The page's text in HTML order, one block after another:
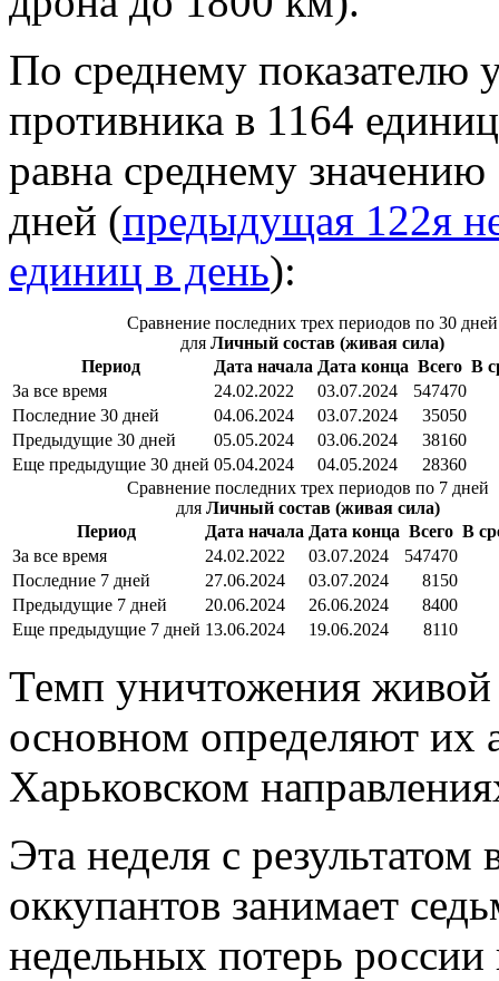
По среднему
противника в 1164
равна среднему
дней (предыдущая 122я
единиц в день):
Сравнение последних трех периодов по 30 дней
для Личный состав (живая сила)
Период
Дата начала Дата конца Всего В
За все время
24.02.2022 03.07.2024
547470
Последние 30 дней
04.06.2024 03.07.2024
35050
Предыдущие 30 дней
05.05.2024 03.06.2024
38160
Еще предыдущие 30 дней 05.04.2024 04.05.2024
28360
Сравнение последних трех периодов по 7 дней
для Личный состав (живая сила)
Период
Дата начала Дата конца Всего В
За все время
24.02.2022 03.07.2024
547470
Последние 7 дней
27.06.2024 03.07.2024
8150
Предыдущие 7 дней
20.06.2024 26.06.2024
8400
Еще предыдущие 7 дней 13.06.2024 19.06.2024 8110
Темп уничтожения живой
основном определяют их
Харьковском
Эта неделя с
оккупантов занимает
недельных потерь